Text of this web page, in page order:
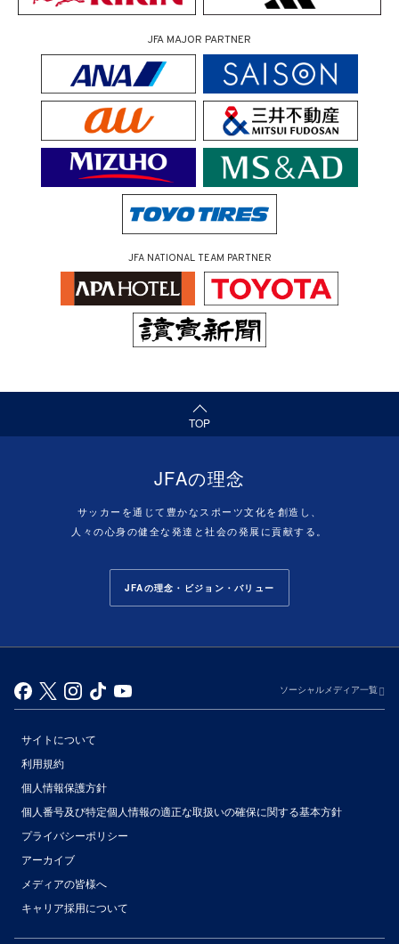
JFA MAJOR PARTNER
JFA NATIONAL TEAM PARTNER
TOP
（ページの先頭へ）
JFAの理念
サッカーを通じて豊かなスポーツ文化を創造し、
人々の心身の健全な発達と社会の発展に貢献する。
JFAの理念・ビジョン・バリュー
ソーシャルメディア一覧
サイトについて
利用規約
個人情報保護方針
個人番号及び特定個人情報の適正な取扱いの確保に関する基本方針
プライバシーポリシー
アーカイブ
メディアの皆様へ
キャリア採用について